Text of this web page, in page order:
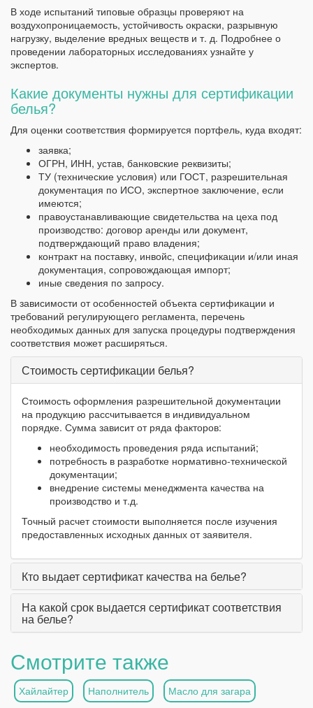
В ходе испытаний типовые образцы проверяют на
воздухопроницаемость, устойчивость окраски, разрывную
нагрузку, выделение вредных веществ и т. д. Подробнее о
проведении лабораторных исследованиях узнайте у
экспертов.
Какие документы нужны для сертификации
белья?
Для оценки соответствия формируется портфель, куда входят:
заявка;
ОГРН, ИНН, устав, банковские реквизиты;
ТУ (технические условия) или ГОСТ, разрешительная
документация по ИСО, экспертное заключение, если
имеются;
правоустанавливающие свидетельства на цеха под
производство: договор аренды или документ,
подтверждающий право владения;
контракт на поставку, инвойс, спецификации и/или иная
документация, сопровождающая импорт;
иные сведения по запросу.
В зависимости от особенностей объекта сертификации и
требований регулирующего регламента, перечень
необходимых данных для запуска процедуры подтверждения
соответствия может расширяться.
Стоимость сертификации белья?
Стоимость оформления разрешительной документации
на продукцию рассчитывается в индивидуальном
порядке. Сумма зависит от ряда факторов:
необходимость проведения ряда испытаний;
потребность в разработке нормативно-технической
документации;
внедрение системы менеджмента качества на
производство и т.д.
Точный расчет стоимости выполняется после изучения
предоставленных исходных данных от заявителя.
Кто выдает сертификат качества на белье?
На какой срок выдается сертификат соответствия
на белье?
Смотрите также
Хайлайтер Наполнитель Масло для загара